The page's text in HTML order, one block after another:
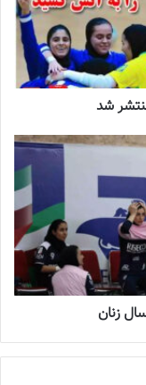
ملى فوتبال
تازه‌ترین خبرها از درمان ۲ ملی‌پوش فوتبال
فوتبال بانوان است
زنان